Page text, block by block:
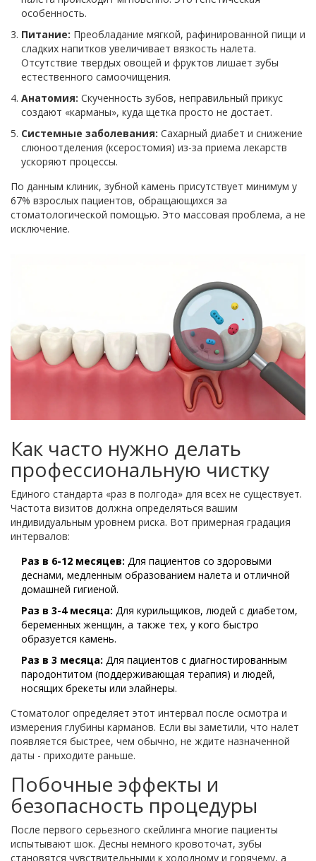
особенность.
Питание: Преобладание мягкой, рафинированной пищи и
сладких напитков увеличивает вязкость налета.
Отсутствие твердых овощей и фруктов лишает зубы
естественного самоочищения.
Анатомия: Скученность зубов, неправильный прикус
создают «карманы», куда щетка просто не достает.
Системные заболевания: Сахарный диабет и снижение
слюноотделения (ксеростомия) из-за приема лекарств
ускоряют процессы.
По данным клиник, зубной камень присутствует минимум у
67% взрослых пациентов, обращающихся за
стоматологической помощью. Это массовая проблема, а не
исключение.
Как часто нужно делать
профессиональную чистку
Единого стандарта «раз в полгода» для всех не существует.
Частота визитов должна определяться вашим
индивидуальным уровнем риска. Вот примерная градация
интервалов:
Раз в 6-12 месяцев: Для пациентов со здоровыми
деснами, медленным образованием налета и отличной
домашней гигиеной.
Раз в 3-4 месяца: Для курильщиков, людей с диабетом,
беременных женщин, а также тех, у кого быстро
образуется камень.
Раз в 3 месяца: Для пациентов с диагностированным
пародонтитом (поддерживающая терапия) и людей,
носящих брекеты или элайнеры.
Стоматолог определяет этот интервал после осмотра и
измерения глубины карманов. Если вы заметили, что налет
появляется быстрее, чем обычно, не ждите назначенной
даты - приходите раньше.
Побочные эффекты и
безопасность процедуры
После первого серьезного скейлинга многие пациенты
испытывают шок. Десны немного кровоточат, зубы
становятся чувствительными к холодному и горячему, а